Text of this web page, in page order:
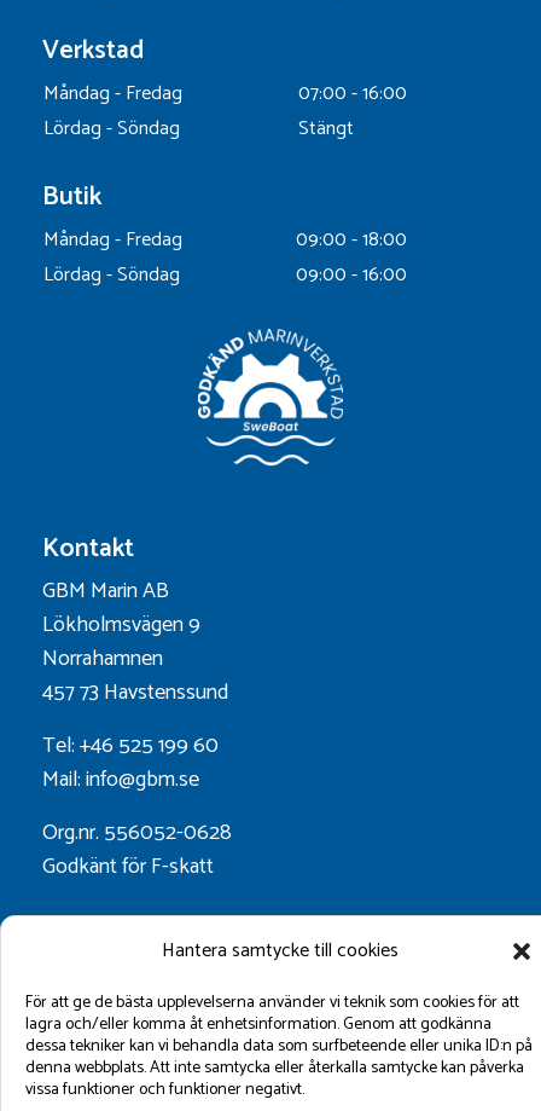
Hantera samtycke till cookies
För att ge de bästa upplevelserna använder vi teknik som cookies för att
lagra och/eller komma åt enhetsinformation. Genom att godkänna
dessa tekniker kan vi behandla data som surfbeteende eller unika ID:n på
denna webbplats. Att inte samtycka eller återkalla samtycke kan påverka
vissa funktioner och funktioner negativt.
Verkstad
Måndag - Fredag
07:00 - 16:00
Lördag - Söndag
Stängt
Butik
Måndag - Fredag
09:00 - 18:00
Lördag - Söndag
09:00 - 16:00
Kontakt
GBM Marin AB
Lökholmsvägen 9
Norrahamnen
457 73 Havstenssund
Tel: +46 525 199 60
Mail: info@gbm.se
Org.nr. 556052-0628
Godkänt för F-skatt
Följ oss på: